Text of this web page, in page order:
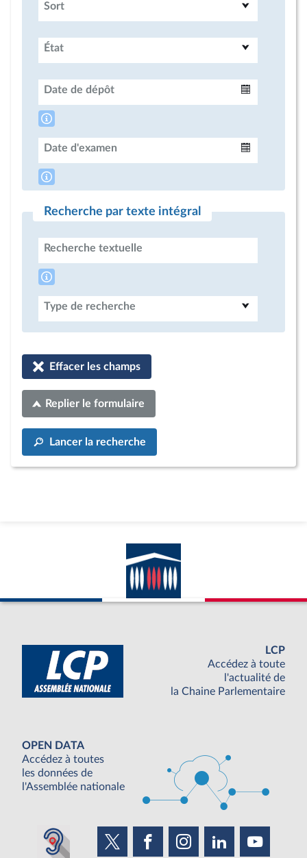
Sort
État
Date de dépôt
Date d'examen
Recherche par texte intégral
Recherche textuelle
Type de recherche
Effacer les champs
Replier le formulaire
Lancer la recherche
LCP
Accédez à toute
l'actualité de
la Chaine Parlementaire
OPEN DATA
Accédez à toutes
les données de
l'Assemblée nationale